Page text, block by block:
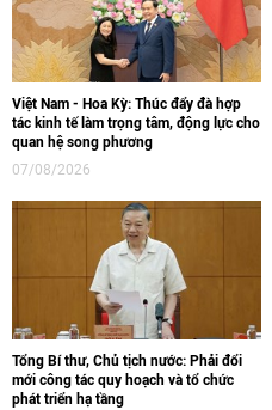
Việt Nam - Hoa Kỳ: Thúc đẩy đà hợp
tác kinh tế làm trọng tâm, động lực cho
quan hệ song phương
07/08/2026
Tổng Bí thư, Chủ tịch nước: Phải đổi
mới công tác quy hoạch và tổ chức
phát triển hạ tầng